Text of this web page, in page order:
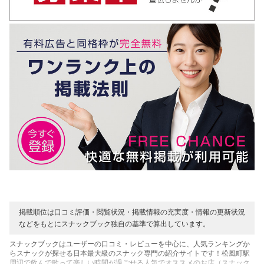
掲載順位は口コミ評価・閲覧状況・掲載情報の充実度・情報の更新状況
などをもとにスナックブック独自の基準で算出しています。
スナックブックはユーザーの口コミ・レビューを中心に、人気ランキングか
らスナックが探せる日本最大級のスナック専門の紹介サイトです！松風町駅